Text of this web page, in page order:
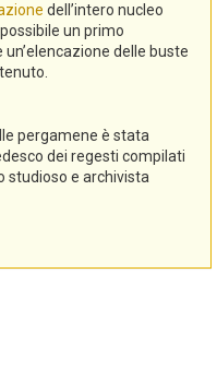
dell’intero nucleo
un primo
delle buste
pergamene è stata
dei regesti compilati
studioso e archivista